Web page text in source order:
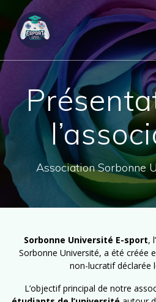
Skip
to
Association Sorbonne
Sorbonne Université E-sport,
Sorbonne Université, a été créée
non-lucratif déclarée
L’objectif principal de notre